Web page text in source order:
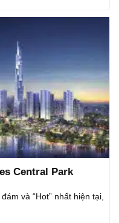
Central Park
và “Hot” nhất hiện tại,